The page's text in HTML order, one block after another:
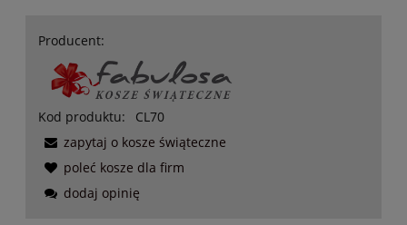
Producent:
Kod produktu:
CL70
zapytaj o kosze świąteczne
poleć kosze dla firm
dodaj opinię